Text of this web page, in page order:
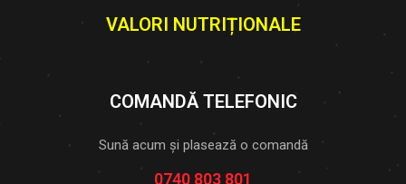
VALORI NUTRIȚIONALE
COMANDĂ TELEFONIC
Sună acum și plasează o comandă
0740 803 801